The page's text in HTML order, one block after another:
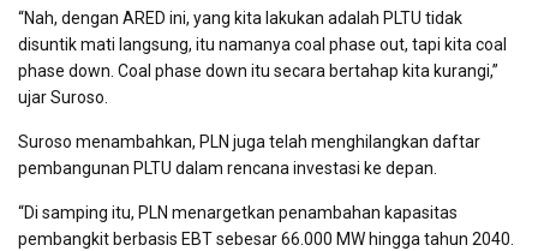
“Nah, dengan ARED ini, yang kita lakukan adalah PLTU tidak
disuntik mati langsung, itu namanya coal phase out, tapi kita coal
phase down. Coal phase down itu secara bertahap kita kurangi,”
ujar Suroso.
Suroso menambahkan, PLN juga telah menghilangkan daftar
pembangunan PLTU dalam rencana investasi ke depan.
“Di samping itu, PLN menargetkan penambahan kapasitas
pembangkit berbasis EBT sebesar 66.000 MW hingga tahun 2040.